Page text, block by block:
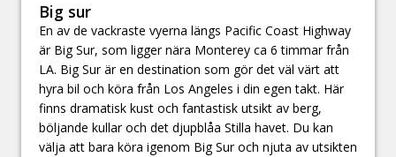
Big sur
En av de vackraste vyerna längs Pacific Coast Highway
är Big Sur, som ligger nära Monterey ca 6 timmar från
LA. Big Sur är en destination som gör det väl värt att
hyra bil och köra från Los Angeles i din egen takt. Här
finns dramatisk kust och fantastisk utsikt av berg,
böljande kullar och det djupblåa Stilla havet. Du kan
välja att bara köra igenom Big Sur och njuta av utsikten